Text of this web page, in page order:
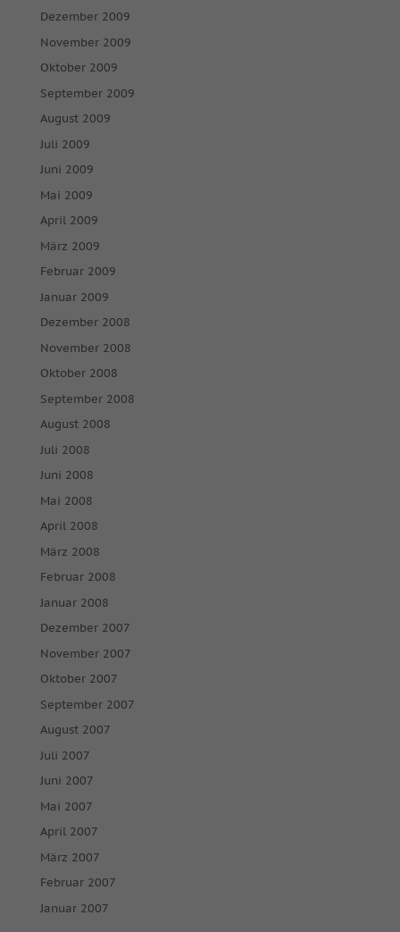
Dezember 2009
November 2009
Oktober 2009
September 2009
August 2009
Juli 2009
Juni 2009
Mai 2009
April 2009
März 2009
Februar 2009
Januar 2009
Dezember 2008
November 2008
Oktober 2008
September 2008
August 2008
Juli 2008
Juni 2008
Mai 2008
April 2008
März 2008
Februar 2008
Januar 2008
Dezember 2007
November 2007
Oktober 2007
September 2007
August 2007
Juli 2007
Juni 2007
Mai 2007
April 2007
März 2007
Februar 2007
Januar 2007